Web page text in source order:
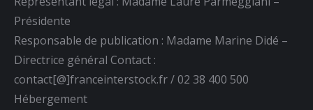
Présidente
Responsable de publication : Madame Marine Didé –
Directrice général Contact :
contact[@]franceinterstock.fr / 02 38 400 500
Hébergement